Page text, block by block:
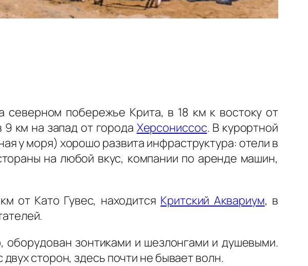
побережье Крита, в 18 км к востоку от
9 км на запад от города Херсониссос. В курортной
у моря) хорошо развита инфраструктура: отели в
на любой вкус, компании по аренде машин,
от Като Гувес, находится Критский Аквариум, в
зонтиками и шезлонгами и душевыми.
сторон, здесь почти не бывает волн.